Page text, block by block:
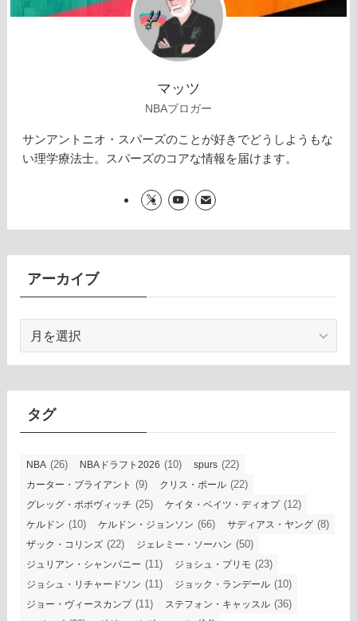
マッツ
NBAブロガー
サンアントニオ・スパーズのことが好きでどうしようもな
い理学療法士。スパーズのコアな情報を届けます。
アーカイブ
カ
イ
タグ
NBA (26) NBAドラフト2026 (10) spurs (22)
カーター・ブライアント (9) クリス・ポール (22)
グレッグ・ポポヴィッチ (25) ケイタ・ベイツ・ディオプ(12)
ケルドン (10) ケルドン・ジョンソン (66) サディアス・ヤング (8)
ザック・コリンズ (22) ジェレミー・ソーハン (50)
ジュリアン・シャンパニー (11) ジョシュ・プリモ (23)
ジョシュ・リチャードソン (11) ジョック・ランデール (10)
ジョー・ヴィースカンプ(11) ステフォン・キャッスル (36)